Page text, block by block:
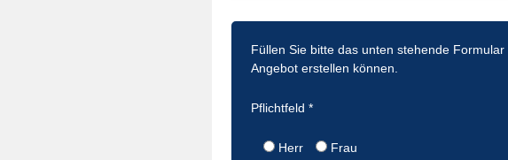
Füllen Sie bitte das unten stehende
Angebot erstellen können.
Pflichtfeld *
Herr Frau